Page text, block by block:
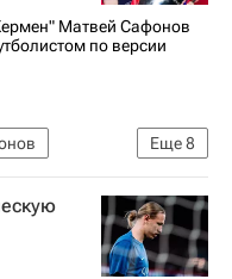
Матвей Сафонов
по версии
Еще8
(Лондон)